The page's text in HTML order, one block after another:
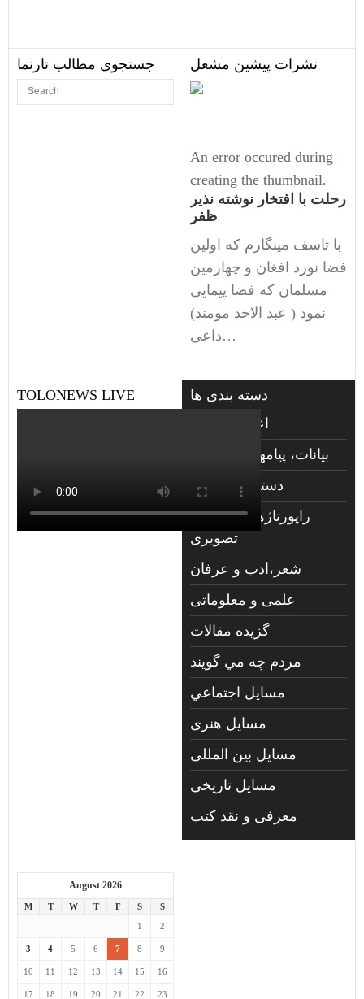
جستجوی مطالب تارنما نشرات پیشین مشعل
An error occured during
creating the thumbnail.
رحلت با افتخار نوشته نذیر
ظفر
با تاسف مینگارم که اولین
فضا نورد افغان و چهارمین
مسلمان که فضا پیمایی
نمود ( عبد الاحد مومند)
داعی…
TOLONEWS LIVE
دسته بندی ها
اعلانات فوتی
بیانات، پیامها و گزارشها
دسته‌بندی نشده
راپورتاژهای صوتي و
تصويری
شعر،ادب و عرفان
علمی و معلوماتی
گزیده مقالات
مردم چه مي گويند
مسايل اجتماعي
مسايل هنری
مسایل بین المللی
مسایل تاریخی
معرفی و نقد کتب
August 2026
M T W T F S
S
1
2
3 4 5 6 7 8 9
10 11 12 13 14 15 16
17 18 19 20 21 22 23